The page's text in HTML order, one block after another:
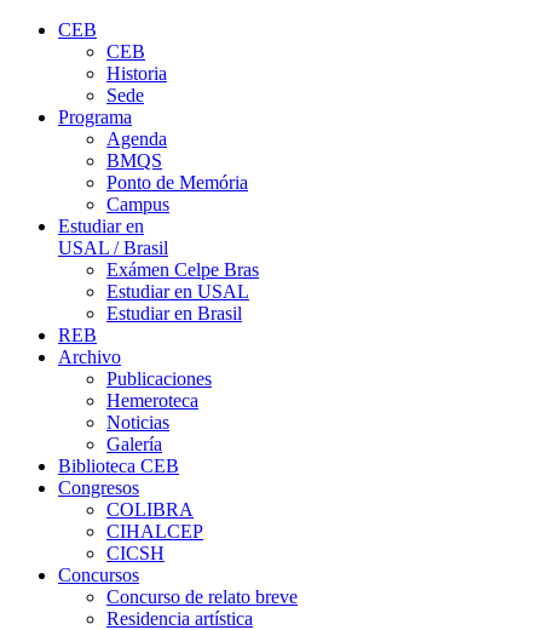
CEB
CEB
Historia
Sede
Programa
Agenda
BMQS
Ponto de Memória
Campus
Estudiar en
USAL / Brasil
Exámen Celpe Bras
Estudiar en USAL
Estudiar en Brasil
REB
Archivo
Publicaciones
Hemeroteca
Noticias
Galería
Biblioteca CEB
Congresos
COLIBRA
CIHALCEP
CICSH
Concursos
Concurso de relato breve
Residencia artística